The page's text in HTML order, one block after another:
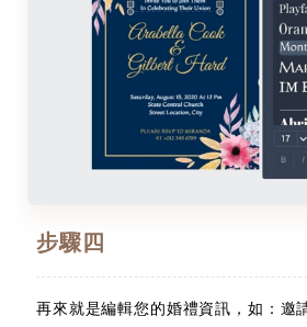
步驟四
再來就是編輯您的婚禮資訊，如：